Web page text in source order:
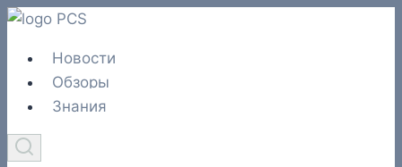
Перейти
содержимому
Новости
Обзоры
Знания